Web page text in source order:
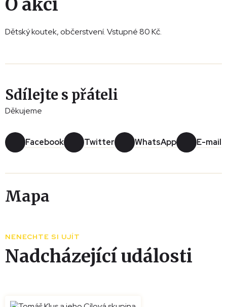
Dětský koutek, občerstvení. Vstupné 80 Kč.
Sdílejte s přáteli
Děkujeme
Facebook Twitter WhatsApp E-mail
Mapa
NENECHTE SI UJÍT
Nadcházející události